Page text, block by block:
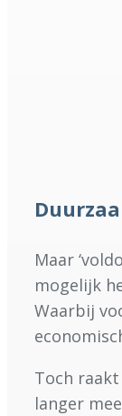
Maar
mogelijk
Waarbij
Toch
langer